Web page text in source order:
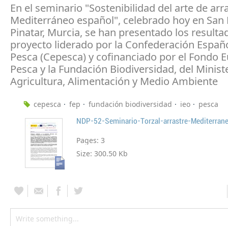
En el seminario "Sostenibilidad del arte de
Mediterráneo español", celebrado hoy en San
Pinatar, Murcia, se han presentado los
proyecto liderado por la Confederación
Pesca (Cepesca) y cofinanciado por el Fondo
Pesca y la Fundación Biodiversidad, del
Agricultura, Alimentación y Medio Ambiente
cepesca fep fundación biodiversidad ieo pesca
NDP-52-Seminario-Torzal-arrastre-
Pages: 3
Size: 300.50 Kb